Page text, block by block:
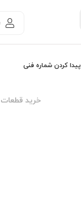
پیدا کردن شماره فنی
خرید